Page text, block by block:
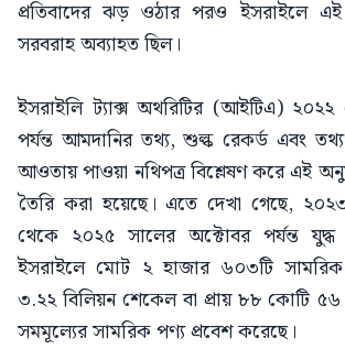
প্রতিবাদের ঝড় ওঠার পরও ইসরাইলে এই
সরবরাহ অব্যাহত ছিল।
ইসরাইলি ট্যাক্স অথরিটির (আইটিএ)
পর্যন্ত আমদানির তথ্য, শুল্ক রেকর্ড এবং
আওতায় পাওয়া নথিপত্র বিশ্লেষণ করে এই
তৈরি করা হয়েছে। এতে দেখা গেছে,
থেকে ২০২৫ সালের অক্টোবর পর্যন্ত যুদ্ধ
ইসরাইলে মোট ২ হাজার ৬০৩টি সামরিক
৩.২২ বিলিয়ন শেকেল বা প্রায় ৮৮ কোটি ৫৬
সমমূল্যের সামরিক পণ্য প্রবেশ করেছে।